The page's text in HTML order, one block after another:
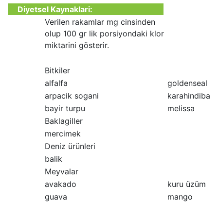
Diyetsel Kaynaklari:
Verilen rakamlar mg cinsinden
olup 100 gr lik porsiyondaki klor
miktarini gösterir.
Bitkiler
alfalfa
goldenseal
arpacik sogani
karahindiba
bayir turpu
melissa
Baklagiller
mercimek
Deniz ürünleri
balik
Meyvalar
avakado
kuru üzüm
guava
mango